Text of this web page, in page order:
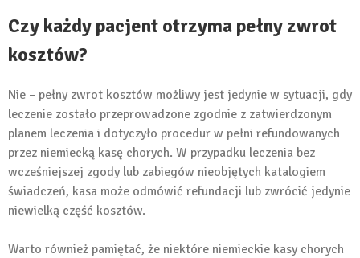
Czy każdy pacjent otrzyma pełny zwrot
kosztów?
Nie – pełny zwrot kosztów możliwy jest jedynie w sytuacji, gdy
leczenie zostało przeprowadzone zgodnie z zatwierdzonym
planem leczenia i dotyczyło procedur w pełni refundowanych
przez niemiecką kasę chorych. W przypadku leczenia bez
wcześniejszej zgody lub zabiegów nieobjętych katalogiem
świadczeń, kasa może odmówić refundacji lub zwrócić jedynie
niewielką część kosztów.
Warto również pamiętać, że niektóre niemieckie kasy chorych